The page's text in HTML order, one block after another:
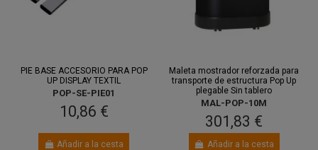
PIE BASE ACCESORIO PARA POP
UP DISPLAY TEXTIL
POP-SE-PIE01
10,86 €
Añadir a la cesta
Maleta mostrador reforzada para
transporte de estructura Pop Up
plegable Sin tablero
MAL-POP-10M
301,83 €
Añadir a la cesta